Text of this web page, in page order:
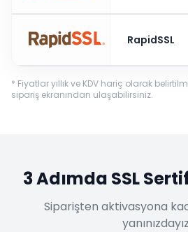
RapidSSL
* Fiyatlar yıllık ve KDV hariç olarak
sipariş ekranından ulaşabilirsiniz.
3 Adımda SSL
Siparişten aktivasyona